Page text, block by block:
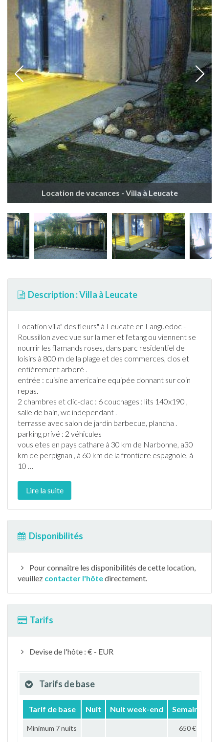
Location de vacances - Villa à Leucate
Description : Villa à Leucate
Location villa" des fleurs" à Leucate en Languedoc -
Roussillon avec vue sur la mer et l'etang ou viennent se
nourrir les flamands roses, dans parc residentiel de
loisirs à 800 m de la plage et des commerces, clos et
entièrement arboré .
entrée : cuisine americaine equipée donnant sur coin
repas.
2 chambres et clic-clac : 6 couchages : lits 140x190 ,
salle de bain, wc independant .
terrasse avec salon de jardin barbecue, plancha .
parking privé : 2 véhicules
vous etes en pays cathare à 30 km de Narbonne, a30
km de perpignan , à 60 km de la frontiere espagnole, à
10 …
Lire la suite
Disponibilités
Pour connaître les disponibilités de cette location,
veuillez contacter l'hôtedirectement.
Tarifs
Devise de l'hôte : € - EUR
Tarifs de base
Tarif de base Nuit Nuit week-end Semaine
Minimum 7 nuits 650 €